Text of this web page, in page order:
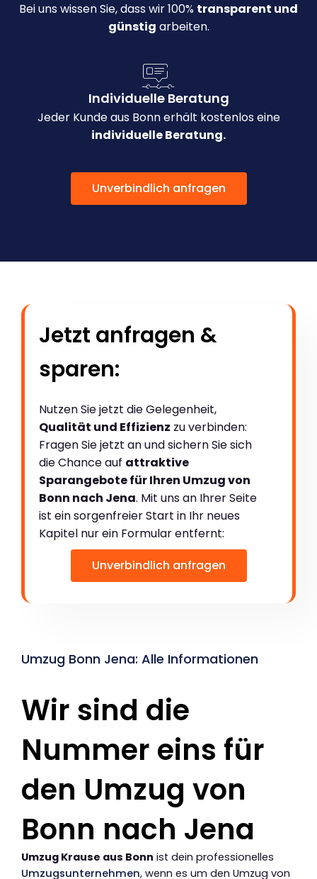
Bei uns wissen Sie, dass wir 100% transparent und
günstig arbeiten.
Individuelle Beratung
Jeder Kunde aus Bonn erhält kostenlos eine
individuelle Beratung.
Unverbindlich anfragen
Jetzt anfragen &
sparen:
Nutzen Sie jetzt die Gelegenheit,
Qualität und Effizienz zu verbinden:
Fragen Sie jetzt an und sichern Sie sich
die Chance auf attraktive
Sparangebote für Ihren Umzug von
Bonn nach Jena. Mit uns an Ihrer Seite
ist ein sorgenfreier Start in Ihr neues
Kapitel nur ein Formular entfernt:
Unverbindlich anfragen
Umzug Bonn Jena: Alle Informationen
Wir sind die
Nummer eins für
den Umzug von
Bonn nach Jena
Umzug Krause aus Bonn ist dein professionelles
Umzugsunternehmen, wenn es um den Umzug von